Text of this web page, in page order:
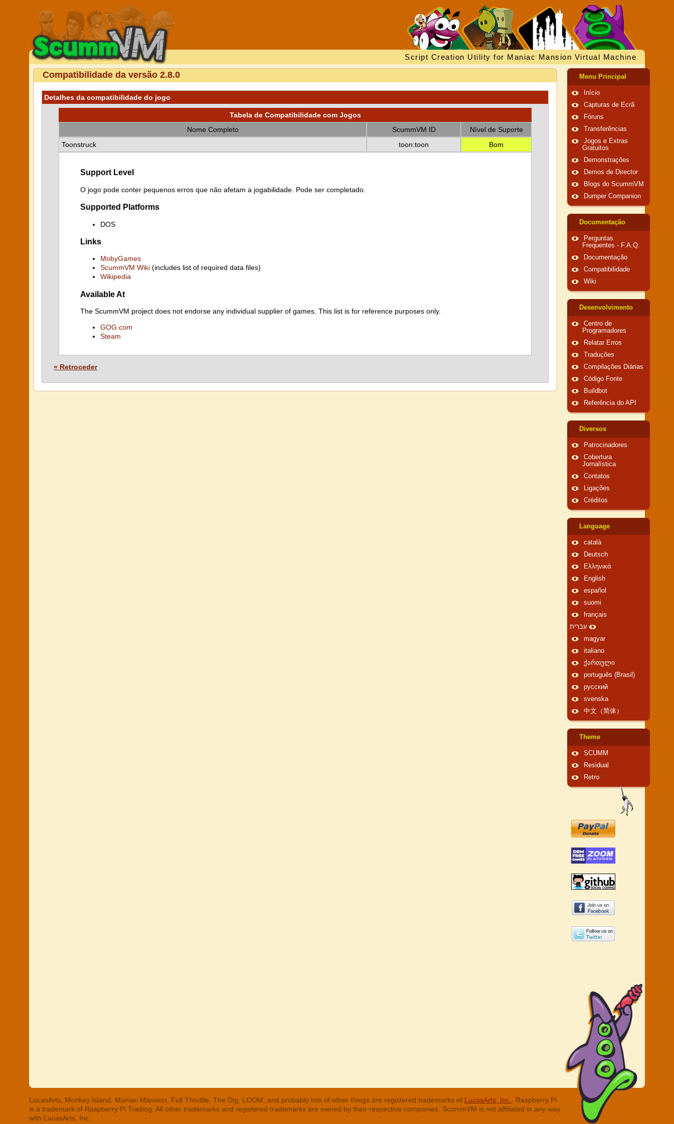
Script Creation Utility for Maniac Mansion Virtual Machine
Compatibilidade da versão 2.8.0
Detalhes da compatibilidade do jogo
Tabela de Compatibilidade com Jogos
Nome Completo
ScummVM ID
Nível de Suporte
Toonstruck
toon:toon Bom
Support Level
O jogo pode conter pequenos erros que não afetam a jogabilidade. Pode ser completado.
Supported Platforms
DOS
Links
MobyGames
ScummVM Wiki (includes list of required data files)
Wikipedia
Available At
The ScummVM project does not endorse any individual supplier of games. This list is for reference purposes only.
GOG.com
Steam
« Retroceder
Menu Principal
Início
Capturas de Ecrã
Fóruns
Transferências
Jogos e Extras
Gratuitos
Demonstrações
Demos de Director
Blogs do ScummVM
Dumper Companion
Documentação
Perguntas
Frequentes - F.A.Q.
Documentação
Compatibilidade
Wiki
Desenvolvimento
Centro de
Programadores
Relatar Erros
Traduções
Compilações Diárias
Código Fonte
Buildbot
Referência do API
Diversos
Patrocinadores
Cobertura
Jornalística
Contatos
Ligações
Créditos
Language
català
Deutsch
Ελληνικά
English
español
suomi
français
עברית
magyar
italiano
ქართული
português (Brasil)
русский
svenska
中文（简体）
Theme
SCUMM
Residual
Retro
LucasArts, Monkey Island, Maniac Mansion, Full Throttle, The Dig, LOOM, and probably lots of other things are registered trademarks of LucasArts, Inc.
. Raspberry Pi
is a trademark of Raspberry Pi Trading. All other trademarks and registered trademarks are owned by their respective companies. ScummVM is not affiliated in any way
with LucasArts, Inc.